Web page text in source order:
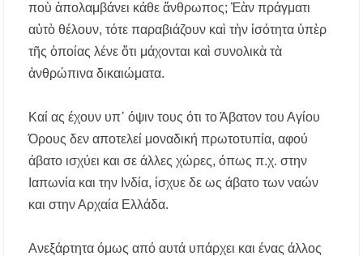
ποὺ ἀπολαμβάνει κάθε ἄνθρωπος; Ἐὰν πράγματι
αὐτὸ θέλουν, τότε παραβιάζουν καὶ τὴν ἰσότητα ὑπὲρ
τῆς ὁποίας λένε ὅτι μάχονται καὶ συνολικὰ τὰ
ἀνθρώπινα δικαιώματα.
Καί ας έχουν υπ᾿ όψιν τους ότι το Άβατον του Αγίου
Όρους δεν αποτελεί μοναδική πρωτοτυπία, αφού
άβατο ισχύει και σε άλλες χώρες, όπως π.χ. στην
Ιαπωνία και την Ινδία, ίσχυε δε ως άβατο των ναών
και στην Αρχαία Ελλάδα.
Ανεξάρτητα όμως από αυτά υπάρχει και ένας άλλος